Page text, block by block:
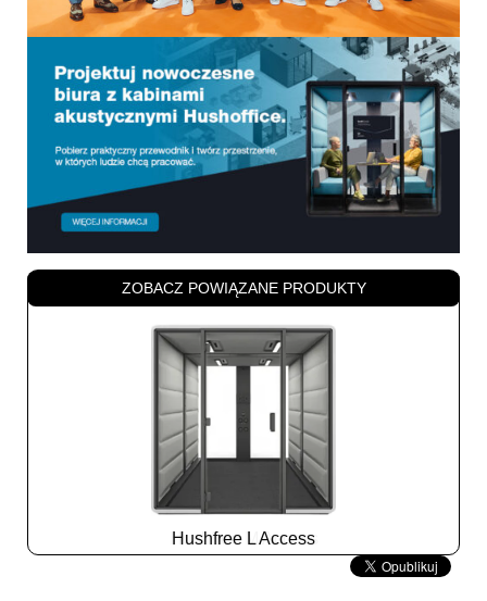
ZOBACZ POWIĄZANE PRODUKTY
Hushfree L Access
Slide